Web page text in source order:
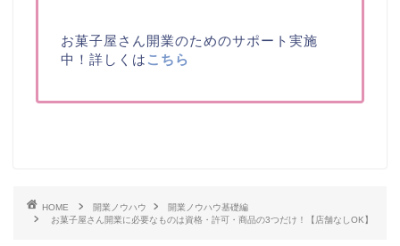
お菓子屋さん開業のためのサポート実施
中！詳しくは こちら
HOME 開業ノウハウ
開業ノウハウ基礎編
お菓子屋さん開業に必要なものは資格・許可・商品の3つだけ！【店舗なしOK】